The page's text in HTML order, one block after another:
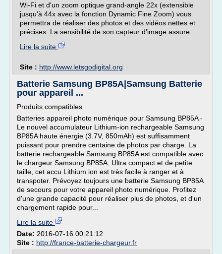
Wi-Fi et d'un zoom optique grand-angle 22x (extensible
jusqu'à 44x avec la fonction Dynamic Fine Zoom) vous
permettra de réaliser des photos et des vidéos nettes et
précises. La sensibilité de son capteur d'image assure...
Lire la suite
Site : http://www.letsgodigital.org
Batterie Samsung BP85A|Samsung Batterie
pour appareil ...
Produits compatibles
Batteries appareil photo numérique pour Samsung BP85A -
Le nouvel accumulateur Lithium-ion rechargeable Samsung
BP85A haute énergie (3.7V, 850mAh) est suffisamment
puissant pour prendre centaine de photos par charge. La
batterie rechargeable Samsung BP85A est compatible avec
le chargeur Samsung BP85A. Ultra compact et de petite
taille, cet accu Lithium ion est très facile à ranger et à
transpoter. Prévoyez toujours une batterie Samsung BP85A
de secours pour votre appareil photo numérique. Profitez
d'une grande capacité pour réaliser plus de photos, et d'un
chargement rapide pour...
Lire la suite
Date: 2016-07-16 00:21:12
Site : http://france-batterie-chargeur.fr